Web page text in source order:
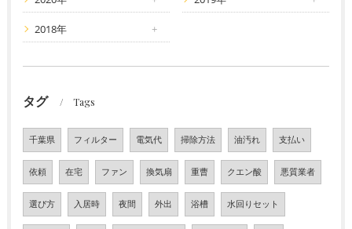
2018年
タグ Tags
千葉県 フィルター 電気代 掃除方法 油汚れ 支払い
依頼 在宅 ファン 換気扇 重曹 クエン酸 悪質業者
選び方 入居時 夜間 外出 浴槽 水回りセット